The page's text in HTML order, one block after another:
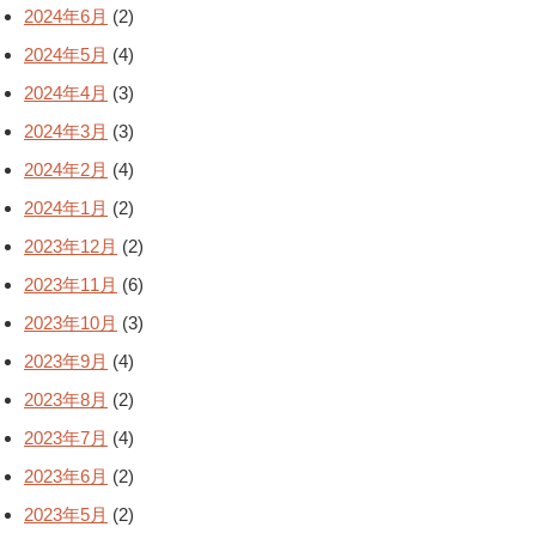
2024年6月 (2)
2024年5月 (4)
2024年4月 (3)
2024年3月 (3)
2024年2月 (4)
2024年1月 (2)
2023年12月 (2)
2023年11月 (6)
2023年10月 (3)
2023年9月 (4)
2023年8月 (2)
2023年7月 (4)
2023年6月 (2)
2023年5月 (2)